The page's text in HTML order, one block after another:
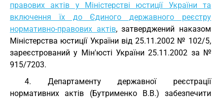
правових актів у Міністерстві юстиції України та
включення їх до Єдиного державного реєстру
нормативно-правових актів, затверджений наказом
Міністерства юстиції України від 25.11.2002 № 102/5,
зареєстрований у Мін'юсті України 25.11.2002 за №
915/7203.
4. Департаменту державної реєстрації
нормативних актів (Бутрименко В.В.) забезпечити